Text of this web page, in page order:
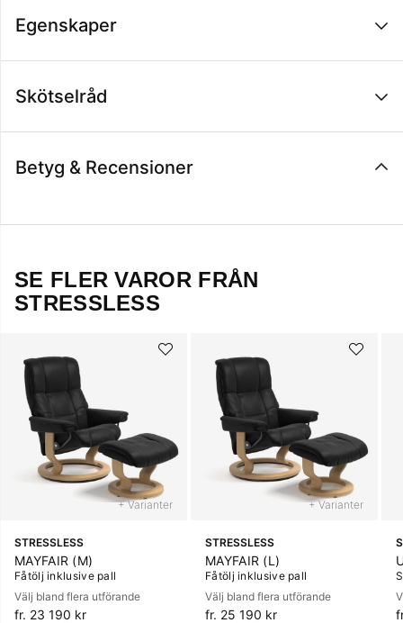
Egenskaper
Skötselråd
Betyg & Recensioner
SE FLER VAROR FRÅN
STRESSLESS
+ Varianter
STRESSLESS
MAYFAIR (M)
Fåtölj inklusive pall
Välj bland flera utförande
fr. 23 190 kr
+ Varianter
STRESSLESS
MAYFAIR (L)
Fåtölj inklusive pall
Välj bland flera utförande
fr. 25 190 kr